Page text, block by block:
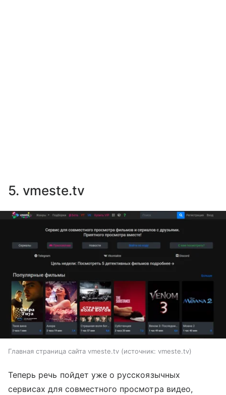
5. vmeste.tv
Главная страница сайта vmeste.tv источник: vmeste.tv
Теперь речь пойдет уже о русскоязычных
сервисах для совместного просмотра видео,